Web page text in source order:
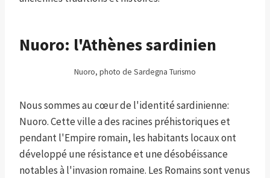
Nuoro: l'Athènes sardinien
Nuoro, photo de Sardegna Turismo
Nous sommes au cœur de l'identité sardinienne:
Nuoro. Cette ville a des racines préhistoriques et
pendant l'Empire romain, les habitants locaux ont
développé une résistance et une désobéissance
notables à l'invasion romaine. Les Romains sont venus